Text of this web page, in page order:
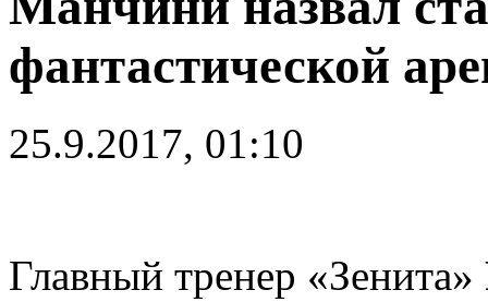
фантастической
25.9.2017, 01:10
Главный тренер «Зенита»